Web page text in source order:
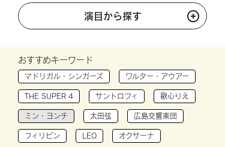
演目から探す
おすすめキーワード
マドリガル・シンガーズ ワルター・アウアー
THE SUPER 4 サントロフィ 歌心りえ
ミン・ヨンチ 太田弦 広島交響楽団
フィリピン LEO オクサーナ